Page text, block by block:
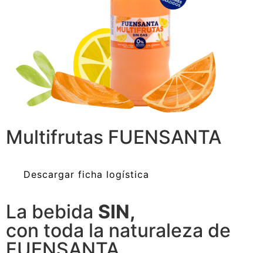
Multifrutas FUENSANTA
Descargar ficha logística
La bebida SIN,
con toda la naturaleza de